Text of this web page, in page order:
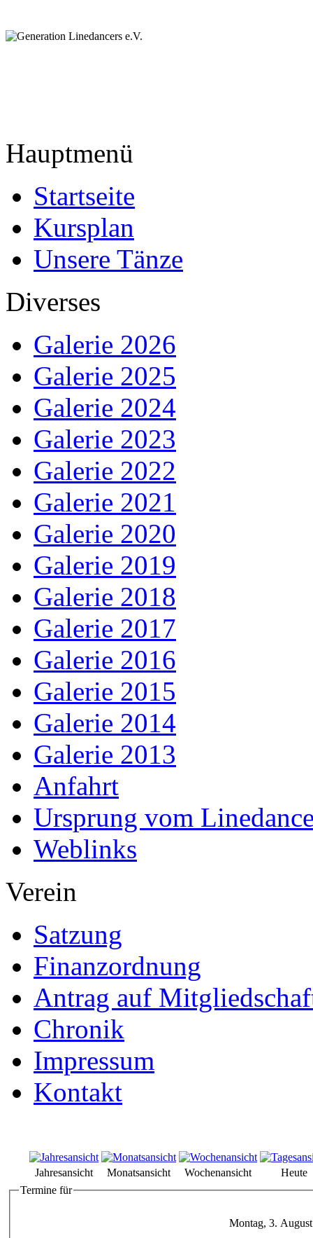
Hauptmenü
Startseite
Kursplan
Unsere Tänze
Diverses
Galerie 2026
Galerie 2025
Galerie 2024
Galerie 2023
Galerie 2022
Galerie 2021
Galerie 2020
Galerie 2019
Galerie 2018
Galerie 2017
Galerie 2016
Galerie 2015
Galerie 2014
Galerie 2013
Anfahrt
Ursprung vom
Weblinks
Verein
Satzung
Finanzordnung
Antrag auf
Chronik
Impressum
Kontakt
Jahresansicht Monatsansicht Wochenansicht
Heute
Termine für
Montag, 3.